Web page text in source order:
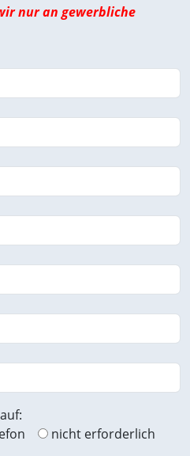
nur an gewerbliche
nicht erforderlich